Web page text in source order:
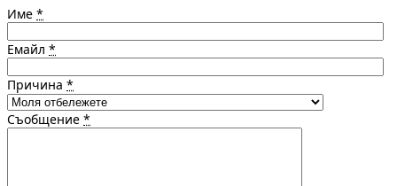
Име *
Емайл *
Причина *
Съобщение *